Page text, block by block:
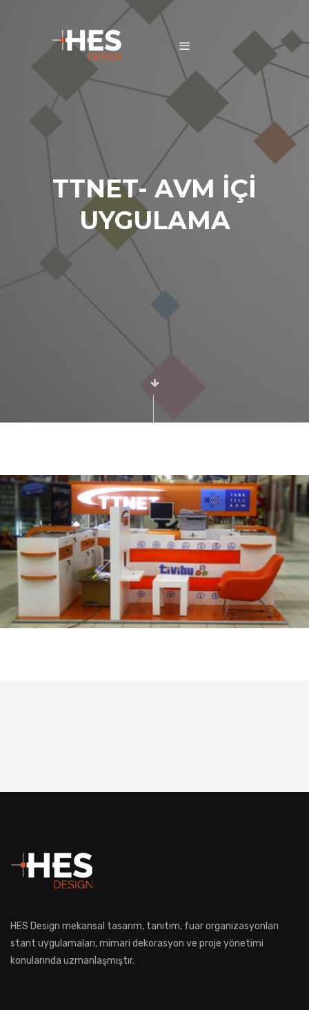
TTNET- AVM İÇİ
UYGULAMA
HES Design mekansal tasarım, tanıtım, fuar organizasyonları
stant uygulamaları, mimari dekorasyon ve proje yönetimi
konularında uzmanlaşmıştır.